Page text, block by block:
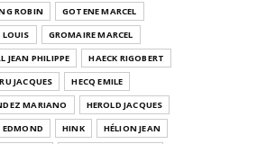
ROBIN
GOTENE MARCEL
LOUIS
GROMAIRE MARCEL
JEAN PHILIPPE
HAECK RIGOBERT
JACQUES
HECQ EMILE
MARIANO
HEROLD JACQUES
EDMOND HINK
HÉLION JEAN